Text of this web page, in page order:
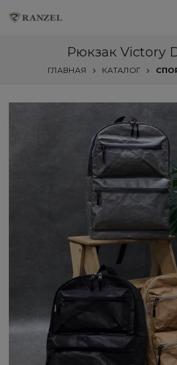
Рюкзак Victory
ГЛАВНАЯ КАТАЛОГ